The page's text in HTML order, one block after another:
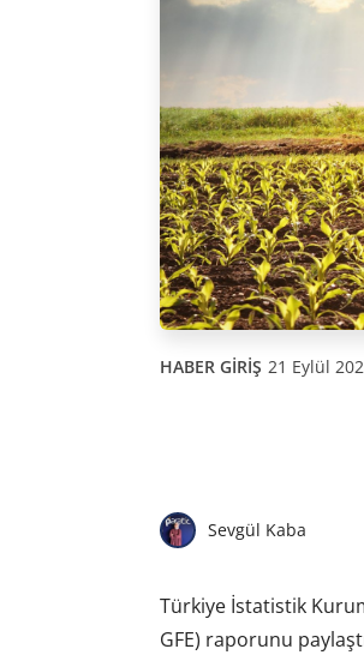
HABER GİRİŞ 21 Eylül
Sevgül Kaba
Türkiye İstatistik
GFE) raporunu